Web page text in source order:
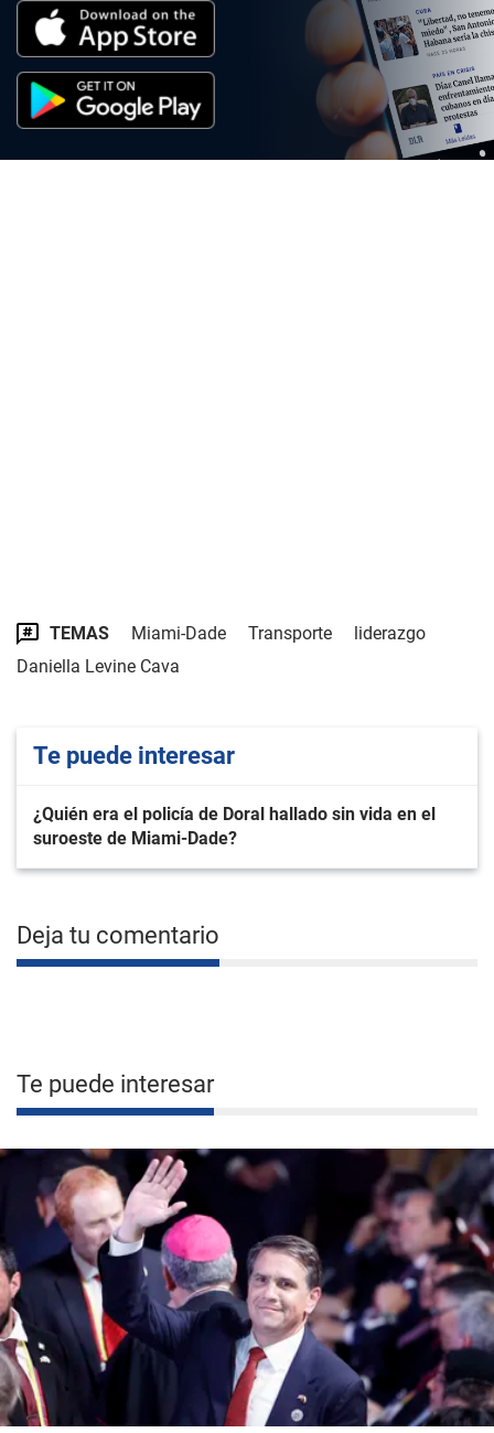
TEMAS Miami-Dade Transporte
liderazgo
Daniella Levine Cava
Te puede interesar
¿Quién era el policía de Doral hallado sin vida en el
suroeste de Miami-Dade?
Deja tu comentario
Te puede interesar